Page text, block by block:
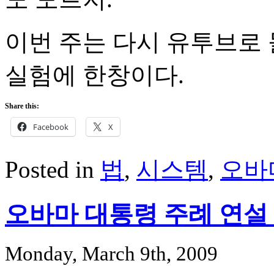
이번 주는 다시 유투브로
실험에 한창이다.
Share this:
Facebook X
Posted in 법, 시스템, 오
오바마 대통령 주례 연설
Monday, March 9th, 2009